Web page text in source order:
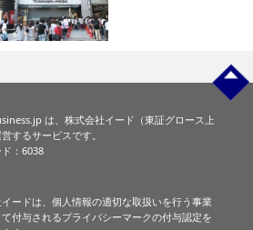
は、株式会社イード（東証グロース上
するサービスです。
：6038
ードは、個人情報の適切な取扱いを行う事業
付与されるプライバシーマークの付与認定を